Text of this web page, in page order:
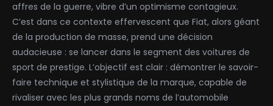
affres de la guerre, vibre d’un optimisme contagieux.
C’est dans ce contexte effervescent que Fiat, alors géant
de la production de masse, prend une décision
audacieuse : se lancer dans le segment des voitures de
sport de prestige. L’objectif est clair : démontrer le savoir-
faire technique et stylistique de la marque, capable de
rivaliser avec les plus grands noms de l’automobile